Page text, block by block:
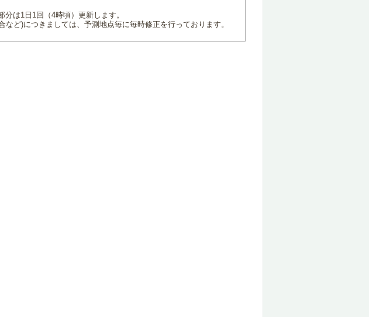
は1日1回（4時頃）更新します。
ど)につきましては、予測地点毎に毎時修正を行っております。